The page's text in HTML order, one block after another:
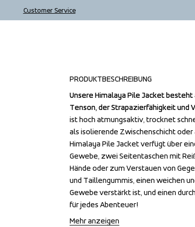
Customer Service
PRODUKTBESCHREIBUNG
Unsere Himalaya Pile Jacket
Tenson, der Strapazierfähigkeit und
ist hoch atmungsaktiv, trocknet
als isolierende Zwischenschicht
Himalaya Pile Jacket verfügt über
Gewebe, zwei Seitentaschen mit
Hände oder zum Verstauen von
und Taillengummis, einen weichen
Gewebe verstärkt ist, und einen
für jedes Abenteuer!
Unsere Himalaya Pile Jacket
Tenson, der Strapazierfähigkeit und
ist hoch atmungsaktiv, trocknet
als isolierende Zwischenschicht
Himalaya Pile Jacket verfügt über
Gewebe, zwei Seitentaschen mit
Hände oder zum Verstauen von
und Taillengummis, einen weichen
Gewebe verstärkt ist, und einen
für jedes Abenteuer!
Mehr anzeigen